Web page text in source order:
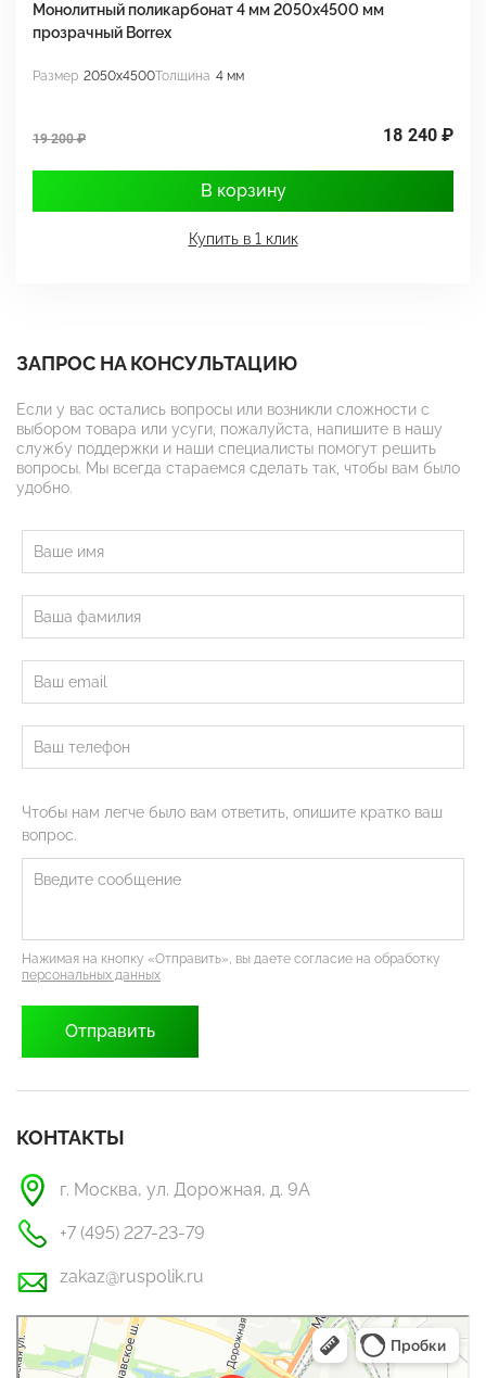
Монолитный поликарбонат 4 мм 2050х4500 мм
прозрачный Borrex
Размер 2050x4500Толщина 4 мм
19 200 ₽ 18 240 ₽
В корзину
Купить в 1 клик
ЗАПРОС НА КОНСУЛЬТАЦИЮ
Если у вас остались вопросы или возникли сложности с
выбором товара или усуги, пожалуйста, напишите в нашу
службу поддержки и наши специалисты помогут решить
вопросы. Мы всегда стараемся сделать так, чтобы вам было
удобно.
Чтобы нам легче было вам ответить, опишите кратко ваш
вопрос.
Нажимая на кнопку «Отправить», вы даете согласие на обработку
персональных данных
КОНТАКТЫ
г. Москва, ул. Дорожная, д. 9А
+7 (495) 227-23-79
zakaz@ruspolik.ru
РусПолик
Оргстекло, поликарбонат в Москве
Строительные и отделочные работы в Москве